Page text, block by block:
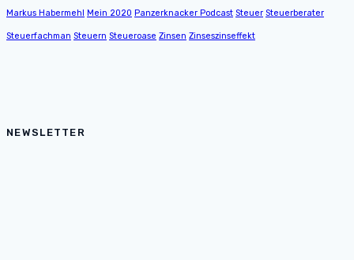
Markus Habermehl Mein 2020 Panzerknacker Podcast Steuer Steuerberater
Steuerfachman Steuern Steueroase Zinsen Zinseszinseffekt
NEWSLETTER